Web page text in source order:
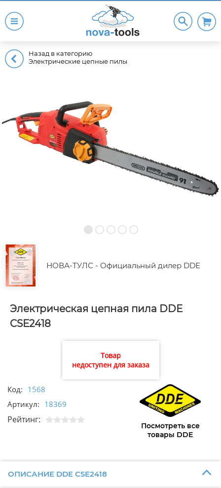
Назад в категорию
Электрические цепные пилы
НОВА-ТУЛС - Официальный дилер DDE
Электрическая цепная пила DDE
CSE2418
Товар
недоступен для заказа
Код: 1568
Артикул: 18369
Рейтинг:
Посмотреть все
товары DDE
ОПИСАНИЕ DDE CSE2418